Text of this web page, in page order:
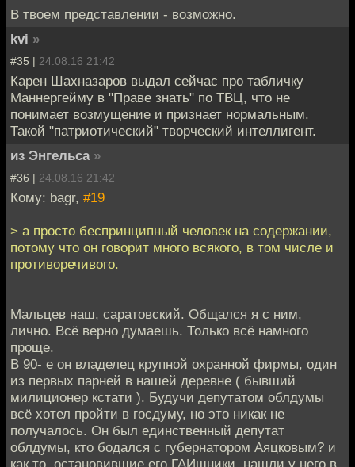
В твоем представлении - возможно.
kvi »
#35 | 24.08.16 21:42
Карен Шахназаров выдал сейчас про табличку
Маннергейму в "Праве знать" по ТВЦ, что не
понимает возмущение и признает нормальным.
Такой "патриотический" творческий интеллигент.
из Энгельса »
#36 | 24.08.16 21:42
Кому: bagr, #19
> а просто беспринципный человек на содержании,
потому что он говорит много всякого, в том числе и
противоречивого.
Мальцев наш, саратовский. Общался я с ним,
лично. Всё верно думаешь. Только всё намного
проще.
В 90- е он владелец крупной охранной фирмы, один
из первых парней в нашей деревне ( бывший
милиционер кстати ). Будучи депутатом облдумы
всё хотел пройти в госдуму, но это никак не
получалось. Он был единственный депутат
облдумы, кто бодался с губернатором Аяцковым? и
как то, остановившие его ГАИшники, нашли у него в